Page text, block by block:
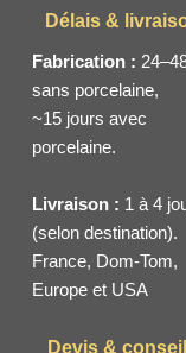
Délais &
Fabrication :
sans porcelaine,
~15 jours avec
porcelaine.
Livraison : 1 à 4
(selon destination).
France, Dom-Tom,
Europe et USA
Devis &